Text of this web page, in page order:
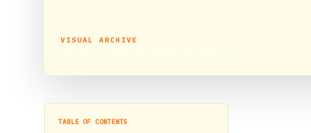
VISUAL ARCHIVE
TABLE OF CONTENTS